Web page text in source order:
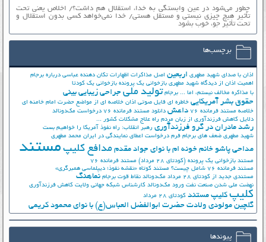
چطور می‌شود در عین وابستگی به خدا، استقلال هم داشت؟/ اخلاص یعنی تحت
تأثیر هیچ چیزی نیستی و مستقل هستی/ خدا نمی‌خواهد کسی بدون استقلال و
تحت تأثیر جوّ، خوب بشود
برچسب‌ها
اذان با صدای شهید مطهری اربعین اصل مذاکرات اظهارات تکان دهنده عباسی درباره برجام
اهمیت اذان از دیدگاه شهید مطهری بازخوانی یک پرونده بازخوانی یک کودتا
با مذاکره مخالف نیستم، اما ... برجام تولید ملی جراحی زیبایی بینی
حقوق بشر آمریکایی خاطره ای فایل صوتی اذان خلاصه ای از مواضع حضرت امام خامنه ای
خلاصه مستند فرمانده 76
داعش دانلود مستند فرمانده 76
درخواست مک‌دونالد
دلایل کاهش فرزندآوری از زبان مردم راه علاج مشکلات کشور ...
رشد مادران در گرو فرزندآوری رهبر انقلاب: راه نفوذ آمریکا را خواهیم بست
شهید مطهری ضعف های برجام فرم درخواست اعطای نمایندگی در ایران محمد مطهری
مداحی پاشو خانم خونه ام با نوای جواد مقدم مدافع کلیپ مستند
مستند بازخوانی یک پرونده (کودتای 28 مرداد)
مستند فرمانده 76
مستند فرمانده 76 شامل چیست؟
مستند کوتاه «نقشه نفوذ؛ دیپلماسی همبرگری»
مستندی جدید از کودتای 28 مرداد
مک‌دونالد نقاط قوت برجام نماهنگ
نهضت ملي شدن صنعت نفت ورود مک‌دونالد کارشناس شبکه جهانی ولایت کاهش فرزندآوری
کلیپ کلیپ مستند کودتای 28 مرداد
گلچین مولودی ولادت حضرت ابوالفضل العباس(ع) با نوای محمود کریمی
پیوندها